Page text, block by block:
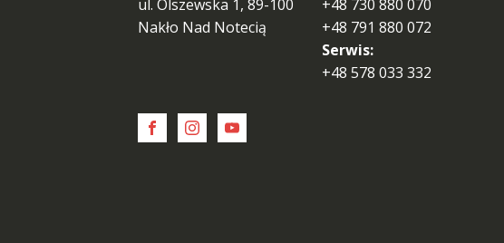
ul. Olszewska 1, 89-100
Nakło Nad Notecią
+48 730 880 070
+48 791 880 072
Serwis:
+48 578 033 332